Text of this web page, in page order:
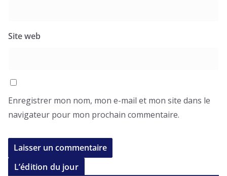
Site web
Enregistrer mon nom, mon e-mail et mon site dans le
navigateur pour mon prochain commentaire.
L’édition du jour